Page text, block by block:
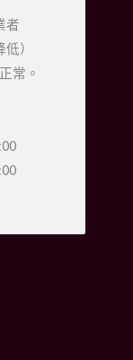
者
）
常。